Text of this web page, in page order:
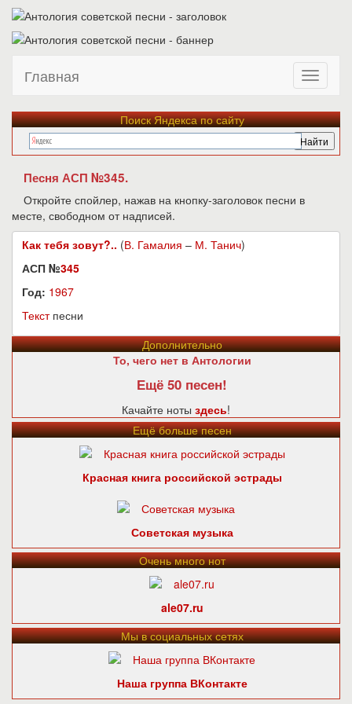
Главная
Поиск Яндекса по сайту
Песня АСП №345.
Откройте спойлер, нажав на кнопку-заголовок песни в
месте, свободном от надписей.
Как тебя зовут?.. (В. Гамалия – М. Танич)
АСП №345
Год: 1967
Текстпесни
Дополнительно
То, чего нет в Антологии
Ещё 50 песен!
Качайте ноты здесь!
Ещё больше песен
Красная книга российской эстрады
Советская музыка
Очень много нот
ale07.ru
Мы в социальных сетях
Наша группа ВКонтакте